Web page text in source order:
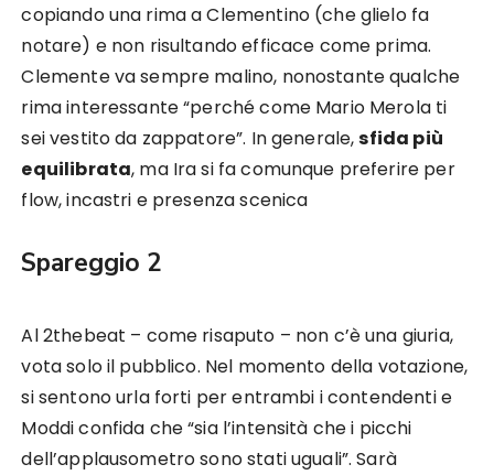
copiando una rima a Clementino (che glielo fa
notare) e non risultando efficace come prima.
Clemente va sempre malino, nonostante qualche
rima interessante “perché come Mario Merola ti
sei vestito da zappatore”. In generale,sfida più
equilibrata, ma Ira si fa comunque preferire per
flow, incastri e presenza scenica
Spareggio 2
Al 2thebeat – come risaputo – non c’è una giuria,
vota solo il pubblico. Nel momento della votazione,
si sentono urla forti per entrambi i contendenti e
Moddi confida che “sia l’intensità che i picchi
dell’applausometro sono stati uguali”. Sarà